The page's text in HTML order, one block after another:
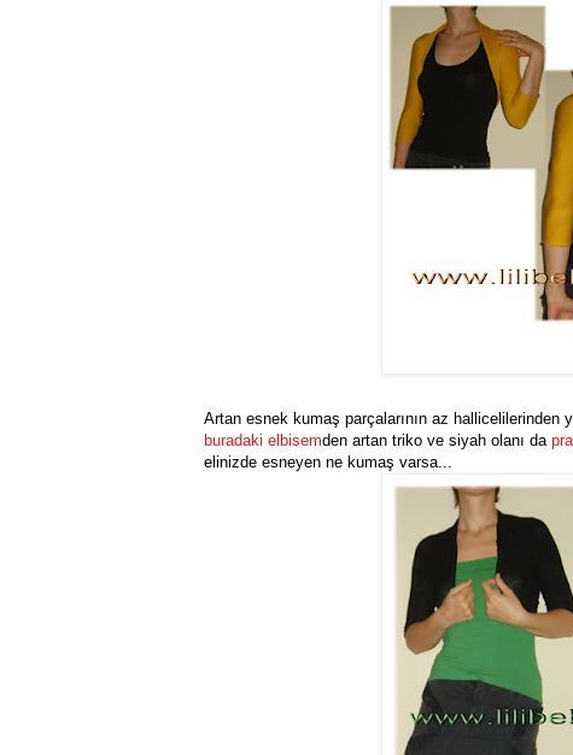
Artan esnek kumaş parçalarının az hallicelilerinden
buradaki elbisemden artan triko ve siyah olanı da
elinizde esneyen ne kumaş varsa...